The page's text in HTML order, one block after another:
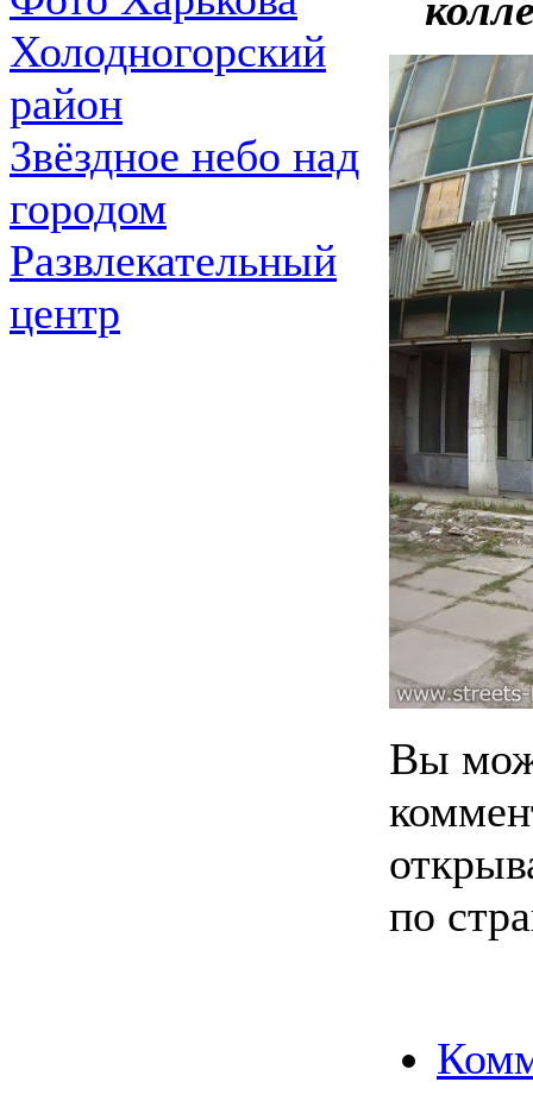
Холодногорский
район
Звёздное небо над
городом
Развлекательный
центр
Вы
по